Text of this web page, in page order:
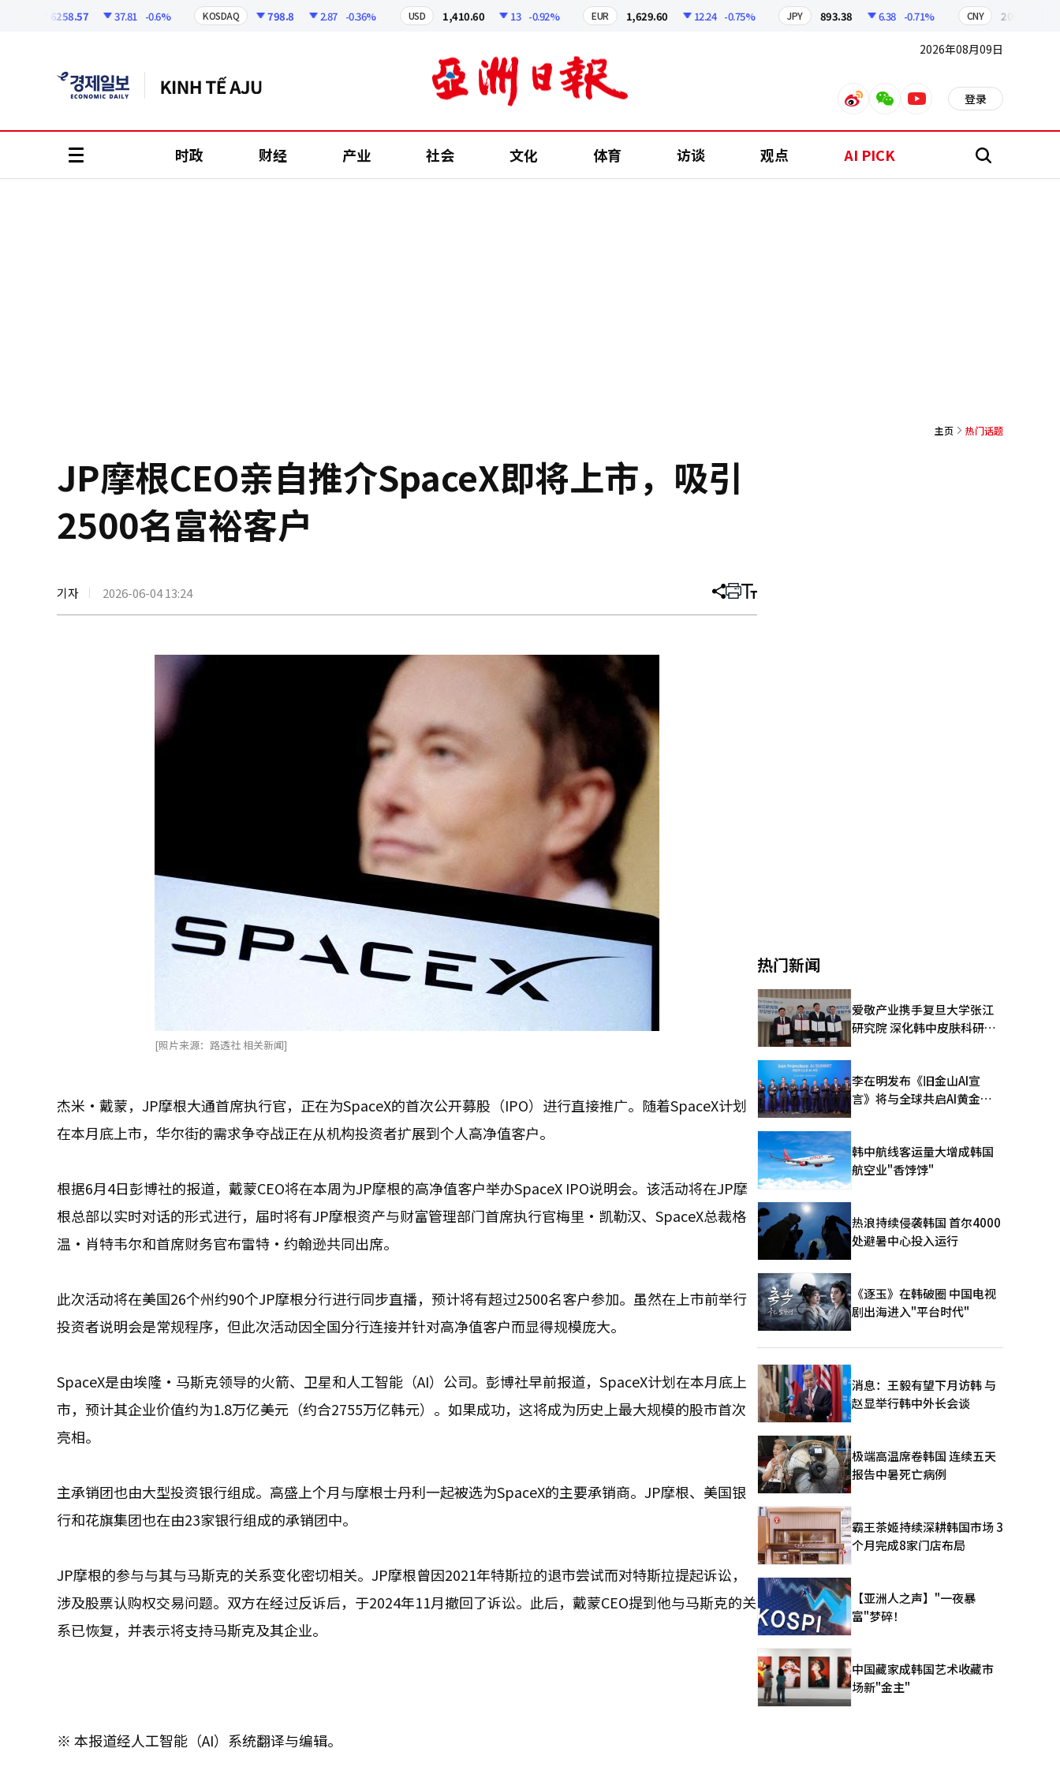
6258.57 37.81 -0.6% KOSDAQ 798.8 2.87 -0.36% USD 1,410.60 13 -0.92% EUR 1,629.60 12.24 -0.75% JPY 893.38 6.38 -0.71% CNY 209.17
2026年08月09日
weiboweixinyoutube 登录
时政 财经 产业 社会 文化 体育 访谈 观点 AI PICK 搜
主页 热门话题
JP摩根CEO亲自推介SpaceX即将上市，吸引
2500名富裕客户
기자 2026-06-04 13:24 分
文
打 调
大
[照片来源：路透社 相关新闻]
杰米·戴蒙，JP摩根大通首席执行官，正在为SpaceX的首次公开募股（IPO）进行直接推广。随着SpaceX计划
在本月底上市，华尔街的需求争夺战正在从机构投资者扩展到个人高净值客户。
根据6月4日彭博社的报道，戴蒙CEO将在本周为JP摩根的高净值客户举办SpaceX IPO说明会。该活动将在JP摩
根总部以实时对话的形式进行，届时将有JP摩根资产与财富管理部门首席执行官梅里·凯勒汉、SpaceX总裁格
温·肖特韦尔和首席财务官布雷特·约翰逊共同出席。
此次活动将在美国26个州约90个JP摩根分行进行同步直播，预计将有超过2500名客户参加。虽然在上市前举行
投资者说明会是常规程序，但此次活动因全国分行连接并针对高净值客户而显得规模庞大。
SpaceX是由埃隆·马斯克领导的火箭、卫星和人工智能（AI）公司。彭博社早前报道，SpaceX计划在本月底上
市，预计其企业价值约为1.8万亿美元（约合2755万亿韩元）。如果成功，这将成为历史上最大规模的股市首次
亮相。
主承销团也由大型投资银行组成。高盛上个月与摩根士丹利一起被选为SpaceX的主要承销商。JP摩根、美国银
行和花旗集团也在由23家银行组成的承销团中。
JP摩根的参与与其与马斯克的关系变化密切相关。JP摩根曾因2021年特斯拉的退市尝试而对特斯拉提起诉讼，
涉及股票认购权交易问题。双方在经过反诉后，于2024年11月撤回了诉讼。此后，戴蒙CEO提到他与马斯克的关
系已恢复，并表示将支持马斯克及其企业。
※ 本报道经人工智能（AI）系统翻译与编辑。
热门新闻
爱敬产业携手复旦大学张江
研究院 深化韩中皮肤科研合
李在明发布《旧金山AI宣
言》将与全球共启AI黄金时
韩中航线客运量大增成韩国
航空业"香饽饽"
热浪持续侵袭韩国 首尔4000
处避暑中心投入运行
《逐玉》在韩破圈 中国电视
剧出海进入"平台时代"
消息：王毅有望下月访韩 与
赵显举行韩中外长会谈
极端高温席卷韩国 连续五天
报告中暑死亡病例
霸王茶姬持续深耕韩国市场 3
个月完成8家门店布局
【亚洲人之声】"一夜暴
富"梦碎！
中国藏家成韩国艺术收藏市
场新"金主"